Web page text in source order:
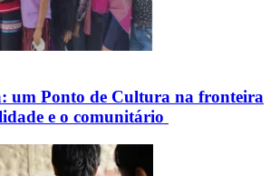
um Ponto de Cultura na fronteira
e o comunitário